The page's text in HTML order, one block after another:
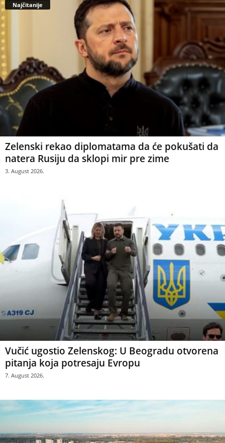
Najčitanije
Zelenski rekao diplomatama da će pokušati da
natera Rusiju da sklopi mir pre zime
3. August 2026.
Vučić ugostio Zelenskog: U Beogradu otvorena
pitanja koja potresaju Evropu
7. August 2026.